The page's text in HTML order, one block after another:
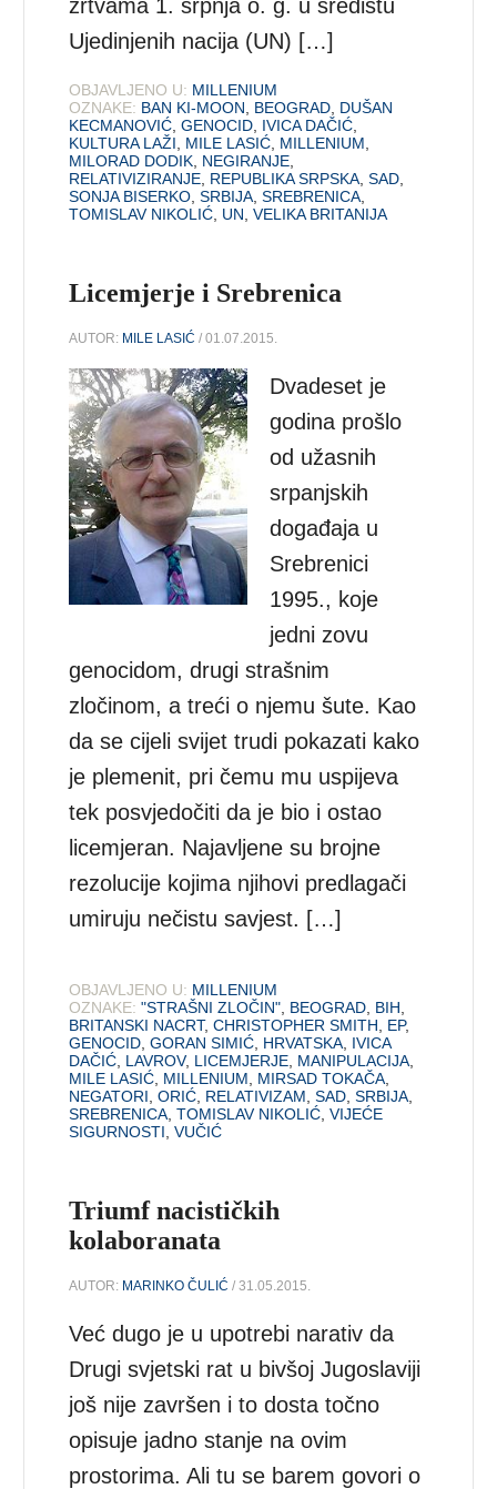
žrtvama 1. srpnja o. g. u središtu
Ujedinjenih nacija (UN) […]
OBJAVLJENO U: MILLENIUM
OZNAKE: BAN KI-MOON BEOGRAD DUŠAN
KECMANOVIĆ ,GENOCID IVICA DAČIĆ
KULTURA LAŽI
MILE LASIĆ MILLENIUM
MILORAD DODIK NEGIRANJE
RELATIVIZIRANJE REPUBLIKA SRPSKA ,SAD
SONJA BISERKO ,SRBIJA ,SREBRENICA
TOMISLAV NIKOLIĆ UN ,VELIKA BRITANIJA
Licemjerje i Srebrenica
AUTOR: MILE LASIĆ / 01.07.2015.
Dvadeset je
godina prošlo
od užasnih
srpanjskih
događaja u
Srebrenici
1995., koje
jedni zovu
genocidom, drugi strašnim
zločinom, a treći o njemu šute. Kao
da se cijeli svijet trudi pokazati kako
je plemenit, pri čemu mu uspijeva
tek posvjedočiti da je bio i ostao
licemjeran. Najavljene su brojne
rezolucije kojima njihovi predlagači
umiruju nečistu savjest. […]
OBJAVLJENO U: MILLENIUM
OZNAKE: "STRAŠNI ZLOČIN" BEOGRAD BIH
BRITANSKI NACRT,CHRISTOPHER SMITH EP,
GENOCID ,GORAN SIMIĆ HRVATSKA IVICA
DAČIĆ LAVROV, LICEMJERJE MANIPULACIJA
MILE LASIĆ MILLENIUM MIRSAD TOKAČA
NEGATORI ,ORIĆ RELATIVIZAM ,SAD ,SRBIJA
SREBRENICA ,TOMISLAV NIKOLIĆ ,VIJEĆE
SIGURNOSTI ,VUČIĆ
Triumf nacističkih
kolaboranata
AUTOR: MARINKO ČULIĆ / 31.05.2015.
Već dugo je u upotrebi narativ da
Drugi svjetski rat u bivšoj Jugoslaviji
još nije završen i to dosta točno
opisuje jadno stanje na ovim
prostorima. Ali tu se barem govori o